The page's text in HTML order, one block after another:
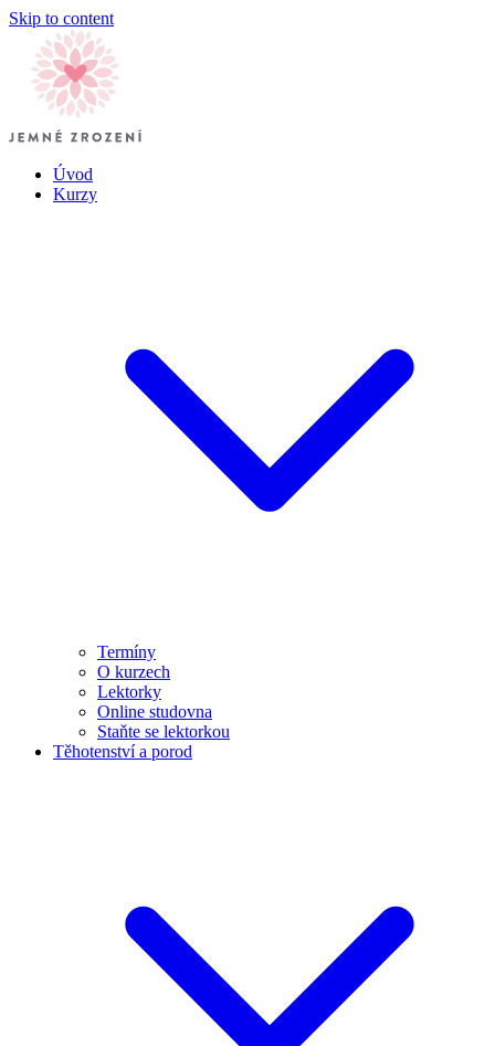
Skip to content
Úvod
Kurzy
Termíny
O kurzech
Lektorky
Online studovna
Staňte se lektorkou
Těhotenství a porod